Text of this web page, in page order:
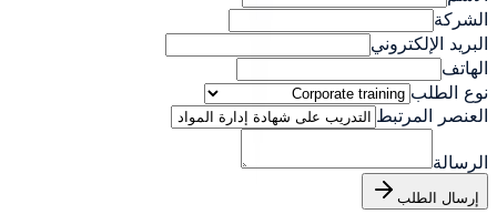
الشركة
البريد الإلكتروني
الهاتف
نوع الطلب
العنصر المرتبط
الرسالة
إرسال الطلب